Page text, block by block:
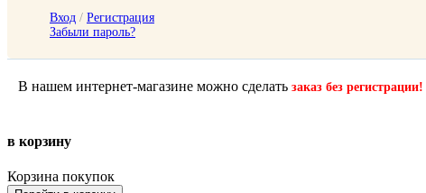
Вход / Регистрация
Забыли пароль?
В нашем интернет-магазине можно сделать заказ без регистрации!
в корзину
Корзина покупок